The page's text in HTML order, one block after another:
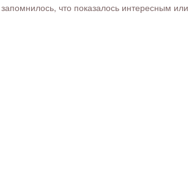
что показалось интересным